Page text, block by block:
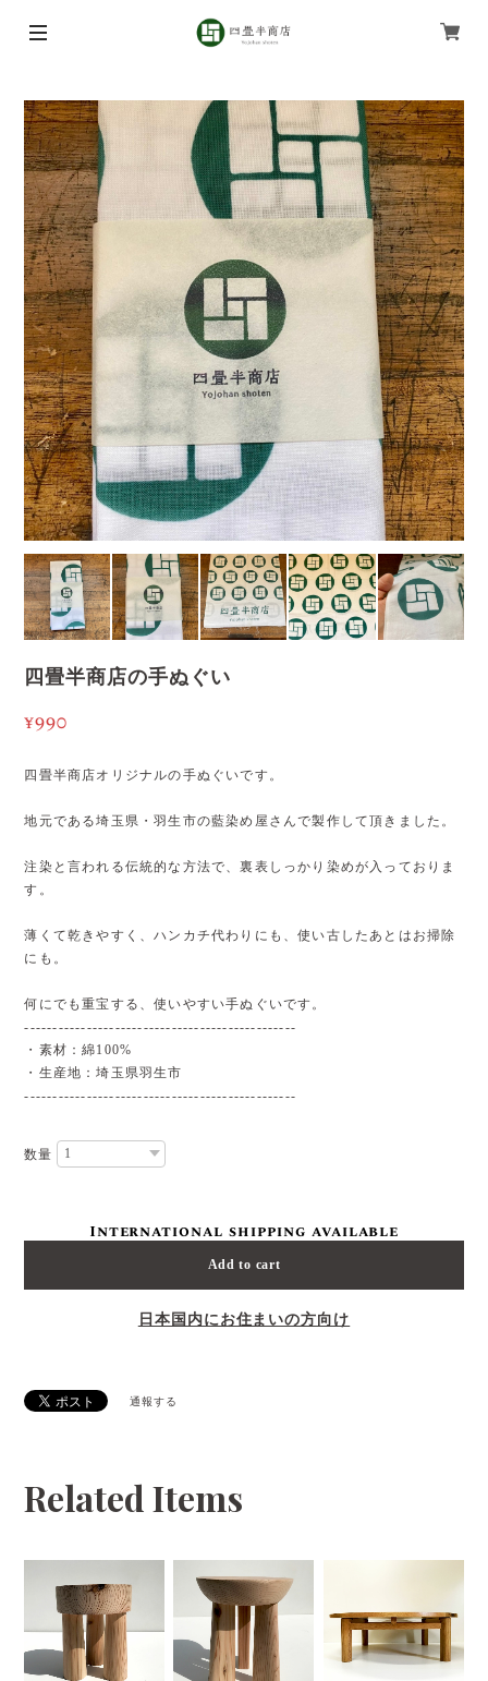
四畳半商店の手ぬぐい
¥990
四畳半商店オリジナルの手ぬぐいです。
地元である埼玉県・羽生市の藍染め屋さんで製作して頂きました。
注染と言われる伝統的な方法で、裏表しっかり染めが入っておりま
す。
薄くて乾きやすく、ハンカチ代わりにも、使い古したあとはお掃除
にも。
何にでも重宝する、使いやすい手ぬぐいです。
------------------------------------------------
・素材：綿100%
・生産地：埼玉県羽生市
------------------------------------------------
数量
International shipping available
Add to cart
日本国内にお住まいの方向け
通報する
Related Items